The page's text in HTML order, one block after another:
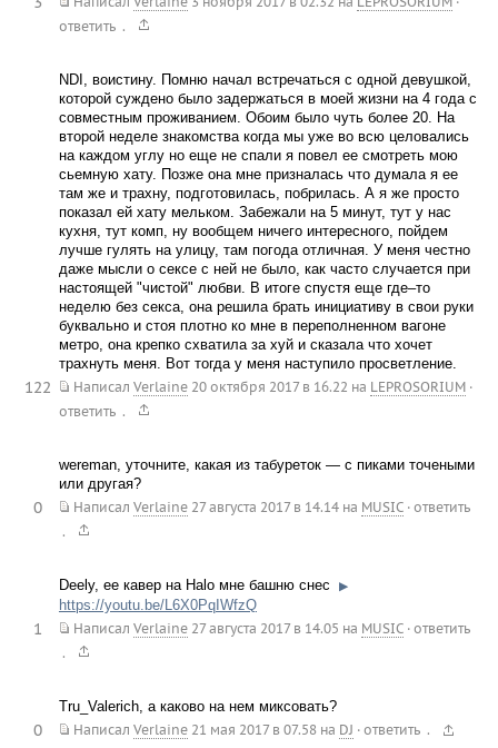
ответить .
NDI, воистину. Помню начал встречаться с одной девушкой,
которой суждено было задержаться в моей жизни на 4 года с
совместным проживанием. Обоим было чуть более 20. На
второй неделе знакомства когда мы уже во всю целовались
на каждом углу но еще не спали я повел ее смотреть мою
сьемную хату. Позже она мне призналась что думала я ее
там же и трахну, подготовилась, побрилась. А я же просто
показал ей хату мельком. Забежали на 5 минут, тут у нас
кухня, тут комп, ну вообщем ничего интересного, пойдем
лучше гулять на улицу, там погода отличная. У меня честно
даже мысли о сексе с ней не было, как часто случается при
настоящей "чистой" любви. В итоге спустя еще где–то
неделю без секса, она решила брать инициативу в свои руки
буквально и стоя плотно ко мне в переполненном вагоне
метро, она крепко схватила за хуй и сказала что хочет
трахнуть меня. Вот тогда у меня наступило просветление.
Написал Verlaine 20 октября 2017 в 16.22 на LEPROSORIUM ·
ответить .
122
wereman, уточните, какая из табуреток — с пиками точеными
или другая?
Написал Verlaine 27 августа 2017 в 14.14на MUSIC · ответить
.
0
Deely, ее кавер на Halo мне башню снес ▶
https://youtu.be/L6X0PqIWfzQ
Написал Verlaine 27 августа 2017 в 14.05 на MUSIC · ответить
.
1
Tru_Valerich, а каково на нем миксовать?
Написал Verlaine 21 мая 2017 в 07.58на DJ · ответить .
0